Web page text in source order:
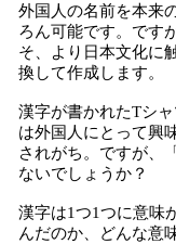
外国人の名前を本来
ろん可能です。です
そ、より日本文化に
換して作成します。
漢字が書かれたTシ
は外国人にとって興
されがち。ですが、
ないでしょうか？
漢字は1つ1つに意味
んだのか、どんな意